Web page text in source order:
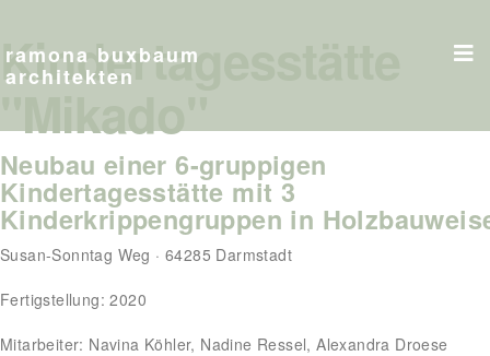
ramona buxbaum
architekten
Kindertagesstätte
"Mikado"
Neubau einer 6-gruppigen
Kindertagesstätte mit 3
Kinderkrippengruppen in
Susan-Sonntag Weg · 64285 Darmstadt
Fertigstellung: 2020
Mitarbeiter: Navina Köhler, Nadine Ressel, Alexandra Droese